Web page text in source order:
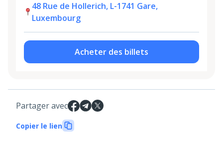
48 Rue de Hollerich, L-1741 Gare,
Luxembourg
Acheter des billets
Partager avec
Copier le lien